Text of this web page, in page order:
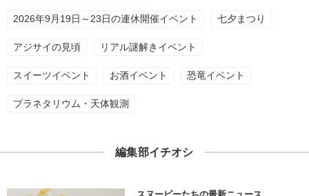
2026年9月19日～23日の連休開催イベント 七夕まつり
アジサイの見頃 リアル謎解きイベント
スイーツイベント お酒イベント 恐竜イベント
プラネタリウム・天体観測
編集部イチオシ